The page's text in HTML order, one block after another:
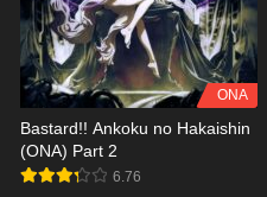
ONA
Bastard!! Ankoku no Hakaishin
(ONA) Part 2
6.76